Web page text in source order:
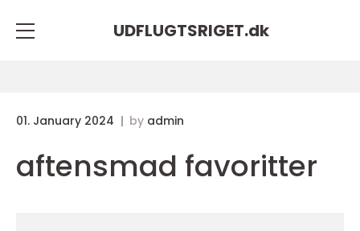
UDFLUGTSRIGET.dk
01. January 2024 by admin
aftensmad favoritter